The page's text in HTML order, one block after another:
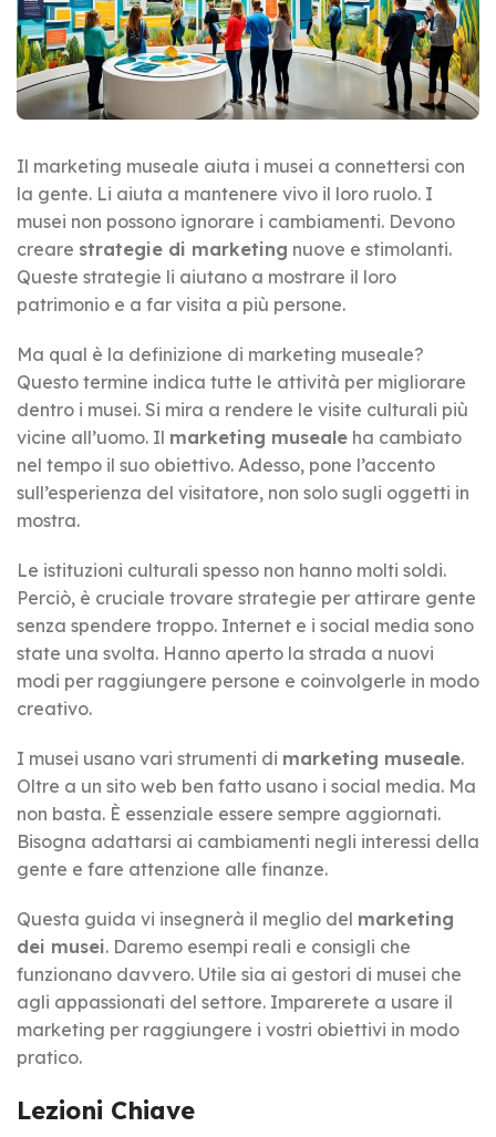
Il marketing museale aiuta i musei a connettersi con
la gente. Li aiuta a mantenere vivo il loro ruolo. I
musei non possono ignorare i cambiamenti. Devono
creare strategie di marketing nuove e stimolanti.
Queste strategie li aiutano a mostrare il loro
patrimonio e a far visita a più persone.
Ma qual è la definizione di marketing museale?
Questo termine indica tutte le attività per migliorare
dentro i musei. Si mira a rendere le visite culturali più
vicine all’uomo. Il marketing museale ha cambiato
nel tempo il suo obiettivo. Adesso, pone l’accento
sull’esperienza del visitatore, non solo sugli oggetti in
mostra.
Le istituzioni culturali spesso non hanno molti soldi.
Perciò, è cruciale trovare strategie per attirare gente
senza spendere troppo. Internet e i social media sono
state una svolta. Hanno aperto la strada a nuovi
modi per raggiungere persone e coinvolgerle in modo
creativo.
I musei usano vari strumenti di marketing museale.
Oltre a un sito web ben fatto usano i social media. Ma
non basta. È essenziale essere sempre aggiornati.
Bisogna adattarsi ai cambiamenti negli interessi della
gente e fare attenzione alle finanze.
Questa guida vi insegnerà il meglio del marketing
dei musei. Daremo esempi reali e consigli che
funzionano davvero. Utile sia ai gestori di musei che
agli appassionati del settore. Imparerete a usare il
marketing per raggiungere i vostri obiettivi in modo
pratico.
Lezioni Chiave